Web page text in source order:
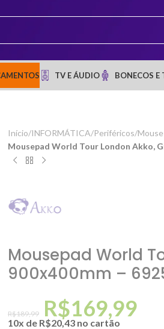
TV E ÁUDIO BONECOS E
Início/INFORMÁTICA/Periféricos/
Mousepad World Tour London Akko,
Mousepad World
900x400mm –
R$189,99 R$169,99
10x de R$20,43 no cartão